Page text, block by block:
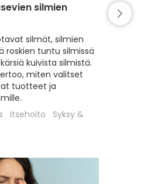
silmien
silmät, silmien
roskien tuntu silmissä
kuivista silmistä.
miten valitset
tuotteet ja
Itsehoito
Syksy &